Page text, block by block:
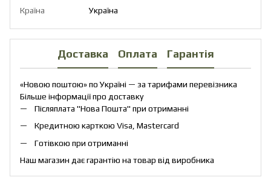
Країна
Україна
Доставка Оплата Гарантія
«Новою поштою» по Україні — за тарифами перевізника
Більше інформації про доставку
Післяплата "Нова Пошта" при отриманні
Кредитною карткою Visa, Mastercard
Готівкою при отриманні
Наш магазин дає гарантію на товар від виробника